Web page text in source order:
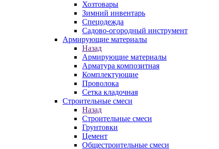
Хозтовары
Зимний инвентарь
Спецодежда
Садово-огородный инструмент
Армирующие материалы
Назад
Армирующие материалы
Арматура композитная
Комплектующие
Проволока
Сетка кладочная
Строительные смеси
Назад
Строительные смеси
Грунтовки
Цемент
Общестроительные смеси